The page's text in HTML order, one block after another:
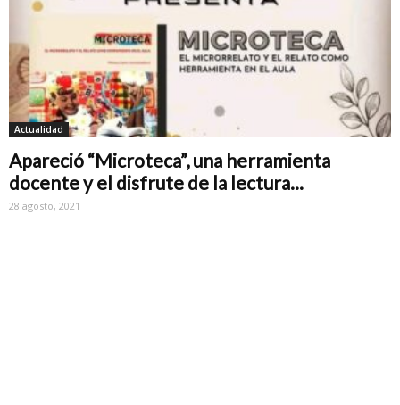
Actualidad
Apareció “Microteca”, una herramienta
docente y el disfrute de la lectura...
28 agosto, 2021